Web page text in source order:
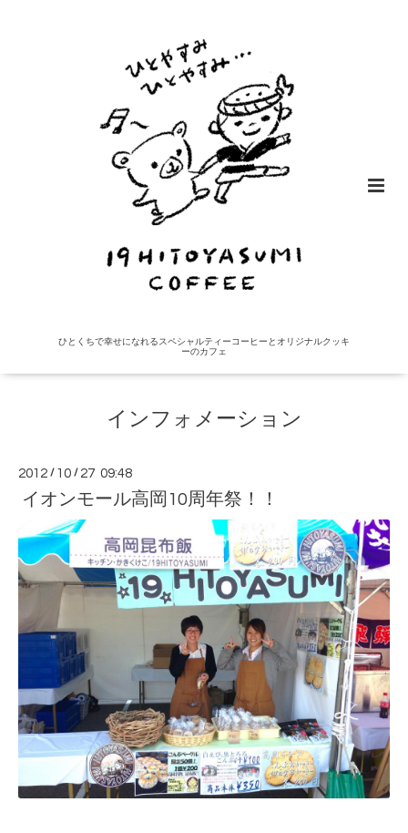
ひとくちで幸せになれるスペシャルティーコーヒーとオリジナルクッキ
ーのカフェ
インフォメーション
2012 / 10 / 27 09:48
イオンモール高岡10周年祭！！